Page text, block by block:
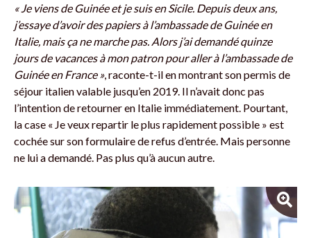
« Je viens de Guinée et je suis en Sicile. Depuis deux ans,
j’essaye d’avoir des papiers à l’ambassade de Guinée en
Italie, mais ça ne marche pas. Alors j’ai demandé quinze
jours de vacances à mon patron pour aller à l’ambassade de
Guinée en France », raconte-t-il en montrant son permis de
séjour italien valable jusqu’en 2019. Il n’avait donc pas
l’intention de retourner en Italie immédiatement. Pourtant,
la case « Je veux repartir le plus rapidement possible » est
cochée sur son formulaire de refus d’entrée. Mais personne
ne lui a demandé. Pas plus qu’à aucun autre.